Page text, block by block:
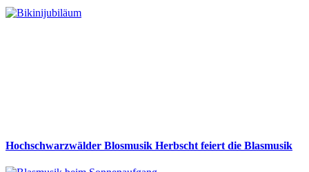
Hochschwarzwälder Blosmusik Herbscht feiert die Blasmusik